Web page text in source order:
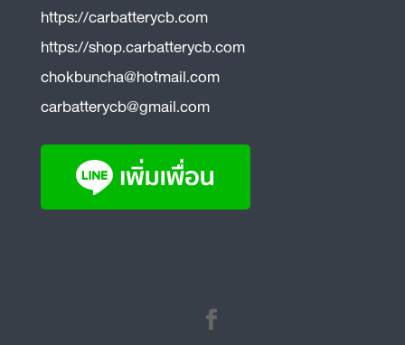
https://carbatterycb.com
https://shop.carbatterycb.com
chokbuncha@hotmail.com
carbatterycb@gmail.com